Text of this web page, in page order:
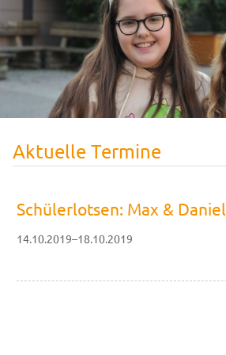
Aktuelle Termine
Schülerlotsen: Max & Daniel
14.10.2019–18.10.2019